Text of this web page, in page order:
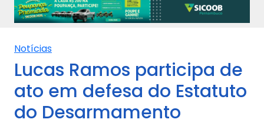
Notícias
Lucas Ramos participa de
ato em defesa do Estatuto
do Desarmamento